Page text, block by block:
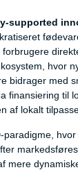
supported
forbrugere
hvor
bidrager med
finansiering til
af lokalt
paradigme,
mere